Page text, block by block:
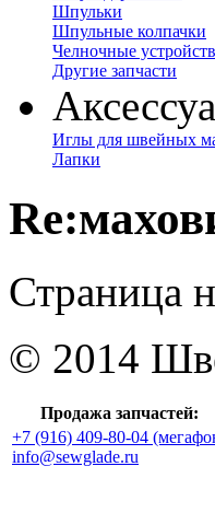
Шпульки
Шпульные колпачки
Челночные
Другие запчасти
Иглы для швейных
Лапки
Страница
© 2014
Продажа запчастей:
+7 (916) 409-80-04
info@sewglade.ru